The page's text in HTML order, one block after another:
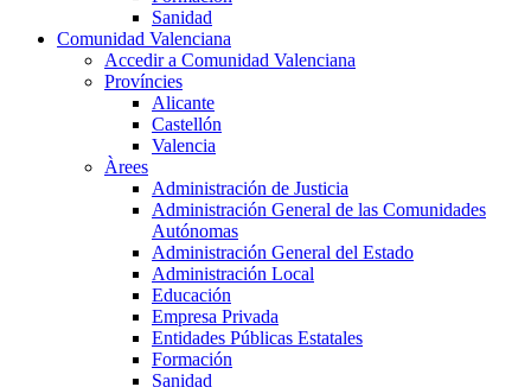
Sanidad
Comunidad Valenciana
Accedir a Comunidad Valenciana
Províncies
Alicante
Castellón
Valencia
Àrees
Administración de Justicia
Administración General de las Comunidades
Autónomas
Administración General del Estado
Administración Local
Educación
Empresa Privada
Entidades Públicas Estatales
Formación
Sanidad